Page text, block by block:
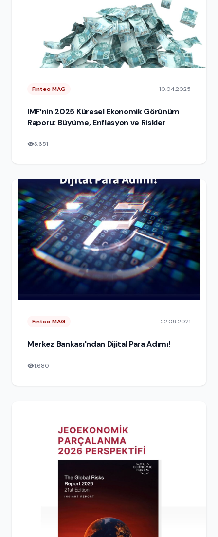
Finteo MAG 10.04.2025
IMF’nin 2025 Küresel Ekonomik Görünüm
Raporu: Büyüme, Enflasyon ve Riskler
3,651
Finteo MAG 22.09.2021
Merkez Bankası'ndan Dijital Para Adımı!
1,680